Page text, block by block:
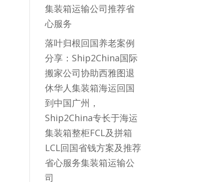
集装箱运输公司推荐省
心服务
落叶归根回国养老案例
分享：Ship2China国际
搬家公司协助西雅图退
休华人集装箱海运回国
到中国广州，
Ship2China专长于海运
集装箱整柜FCL及拼箱
LCL回国省钱方案及推荐
省心服务集装箱运输公
司